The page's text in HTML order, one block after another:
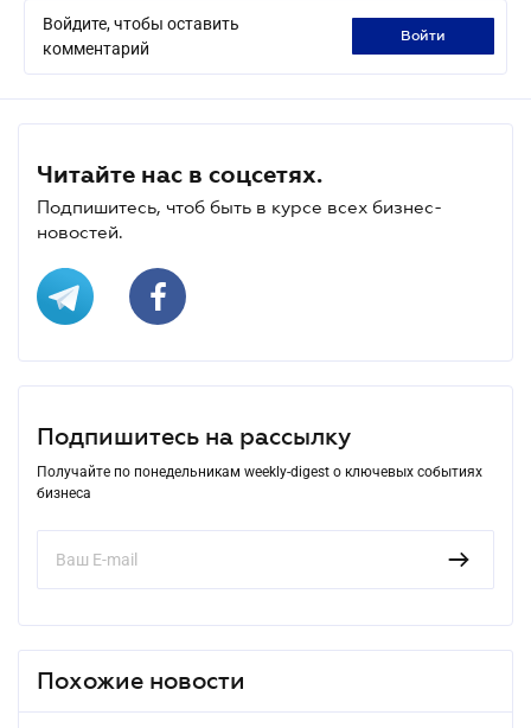
Войдите, чтобы оставить
комментарий
войти
Читайте нас в соцсетях.
Подпишитесь, чтоб быть в курсе всех бизнес-
новостей.
Подпишитесь на рассылку
Получайте по понедельникам weekly-digest о ключевых событиях
бизнеса
Похожие новости